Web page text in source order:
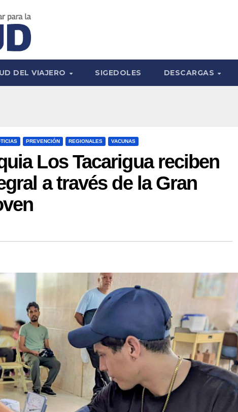
DEL VIAJERO SIGEDOLES DESCARGAS
PREVENCIÓN REGIONALES VACUNAS
Los Tacarigua reciben
a través de la Gran